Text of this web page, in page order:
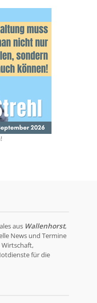
aus Wallenhorst,
News und Termine
für die